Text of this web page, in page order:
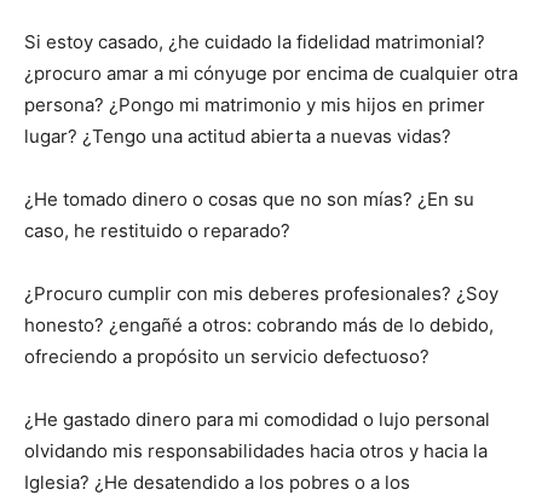
Si estoy casado, ¿he cuidado la fidelidad matrimonial?
¿procuro amar a mi cónyuge por encima de cualquier otra
persona? ¿Pongo mi matrimonio y mis hijos en primer
lugar? ¿Tengo una actitud abierta a nuevas vidas?
¿He tomado dinero o cosas que no son mías? ¿En su
caso, he restituido o reparado?
¿Procuro cumplir con mis deberes profesionales? ¿Soy
honesto? ¿engañé a otros: cobrando más de lo debido,
ofreciendo a propósito un servicio defectuoso?
¿He gastado dinero para mi comodidad o lujo personal
olvidando mis responsabilidades hacia otros y hacia la
Iglesia? ¿He desatendido a los pobres o a los